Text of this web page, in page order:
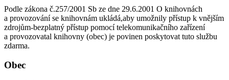
Podle zákona č.257/2001 Sb ze dne 29.6.2001 O knihovnách
a provozování se knihovnám ukládá,aby umožnily přístup k vnějším
zdrojům-bezplatný přístup pomocí telekomunikačního zařízení
a provozovatal knihovny (obec) je povinen poskytovat tuto službu
zdarma.
Obec